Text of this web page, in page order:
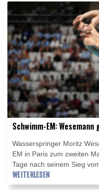
Jährigen schon wieder
Schwimm-EM:
Wasserspringer Moritz
EM in Paris zum zweiten
Tage nach seinem Sieg
Jährige auch im Finale
der Sportsoldat aus Halle/
WEITERLESEN